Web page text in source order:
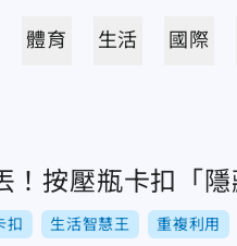
體育 生活 國際
！按壓瓶卡扣「
扣 生活智慧王 重複利用